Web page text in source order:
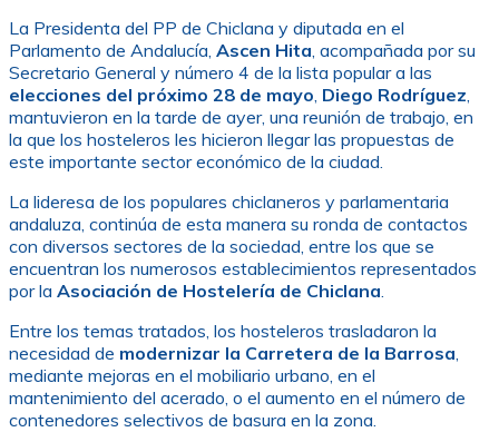
La Presidenta del PP de Chiclana y diputada en el
Parlamento de Andalucía, Ascen Hita , acompañada por su
Secretario General y número 4 de la lista popular a las
elecciones del próximo 28 de mayo Diego Rodríguez
mantuvieron en la tarde de ayer, una reunión de trabajo, en
la que los hosteleros les hicieron llegar las propuestas de
este importante sector económico de la ciudad.
La lideresa de los populares chiclaneros y parlamentaria
andaluza, continúa de esta manera su ronda de contactos
con diversos sectores de la sociedad, entre los que se
encuentran los numerosos establecimientos representados
por la Asociación de Hostelería de Chiclana
Entre los temas tratados, los hosteleros trasladaron la
necesidad de modernizar la Carretera de la Barrosa
mediante mejoras en el mobiliario urbano, en el
mantenimiento del acerado, o el aumento en el número de
contenedores selectivos de basura en la zona.